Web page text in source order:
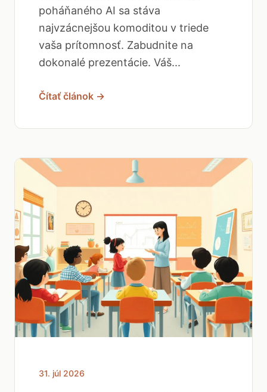
poháňaného AI sa stáva
najvzácnejšou komoditou v triede
vaša prítomnosť. Zabudnite na
dokonalé prezentácie. Váš...
Čítať článok →
31. júl 2026